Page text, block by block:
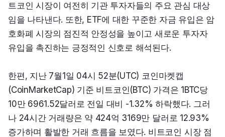
트코인 시장이 여전히 기관 투자자들의 주요 관심 대상
임을 나타낸다. 또한, ETF에 대한 꾸준한 자금 유입은 암
호화폐 시장의 점진적 안정성을 높이고 새로운 투자자
유입을 촉진하는 긍정적인 신호로 해석된다.
한편, 지난 7월1일 04시 52분(UTC) 코인마켓캡
(CoinMarketCap) 기준 비트코인(BTC) 가격은 1BTC당
10만 6961.52달러로 전일 대비 -1.32% 하락했다. 그러
나 24시간 거래량은 약 424억 3169만 달러로 12.93%
증가하며 활발한 거래 흐름을 보였다. 비트코인 시장 점